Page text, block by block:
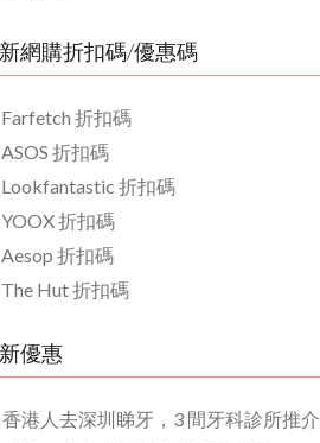
網購折扣碼/優惠碼
Farfetch 折扣碼
ASOS 折扣碼
Lookfantastic 折扣碼
YOOX 折扣碼
Aesop 折扣碼
The Hut 折扣碼
優惠
香港人去深圳睇牙，3 間牙科診所推介